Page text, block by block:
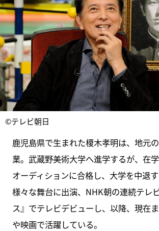
©テレビ朝日
鹿児島県で生まれた榎木孝明は、地元
業。武蔵野美術大学へ進学するが、在
オーディションに合格し、大学を中退
様々な舞台に出演、NHK朝の連続テレ
ス』でテレビデビューし、以降、現在
や映画で活躍している。